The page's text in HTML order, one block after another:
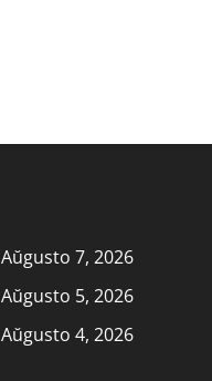
Aŭgusto 7, 2026
Aŭgusto 5, 2026
Aŭgusto 4, 2026